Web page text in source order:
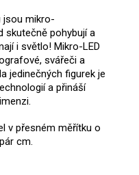
jsou mikro-
skutečně pohybují a
i světlo! Mikro-LED
svářeči a
jedinečných figurek je
a přináší
v přesném měřítku o
cm.